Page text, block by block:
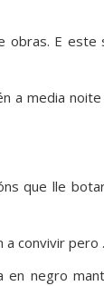
obras. E este
a media
que lle
a convivir pero
negro